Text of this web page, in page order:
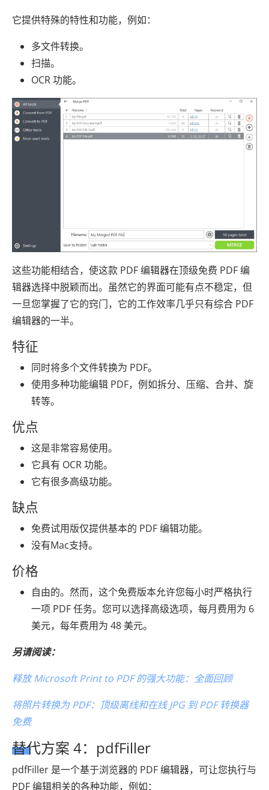
它提供特殊的特性和功能，例如：
多文件转换。
扫描。
OCR 功能。
这些功能相结合，使这款 PDF 编辑器在顶级免费 PDF 编
辑器选择中脱颖而出。虽然它的界面可能有点不稳定，但
一旦您掌握了它的窍门，它的工作效率几乎只有综合 PDF
编辑器的一半。
特征
同时将多个文件转换为 PDF。
使用多种功能编辑 PDF，例如拆分、压缩、合并、旋
转等。
优点
这是非常容易使用。
它具有 OCR 功能。
它有很多高级功能。
缺点
免费试用版仅提供基本的 PDF 编辑功能。
没有Mac支持。
价格
自由的。然而，这个免费版本允许您每小时严格执行
一项 PDF 任务。您可以选择高级选项，每月费用为 6
美元，每年费用为 48 美元。
另请阅读：
释放 Microsoft Print to PDF 的强大功能：全面回顾
将照片转换为 PDF：顶级离线和在线 JPG 到 PDF 转换器
免费
替代方案 4：pdfFiller
pdfFiller 是一个基于浏览器的 PDF 编辑器，可让您执行与
PDF 编辑相关的各种功能，例如：